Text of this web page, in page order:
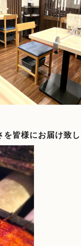
を皆様にお届け致